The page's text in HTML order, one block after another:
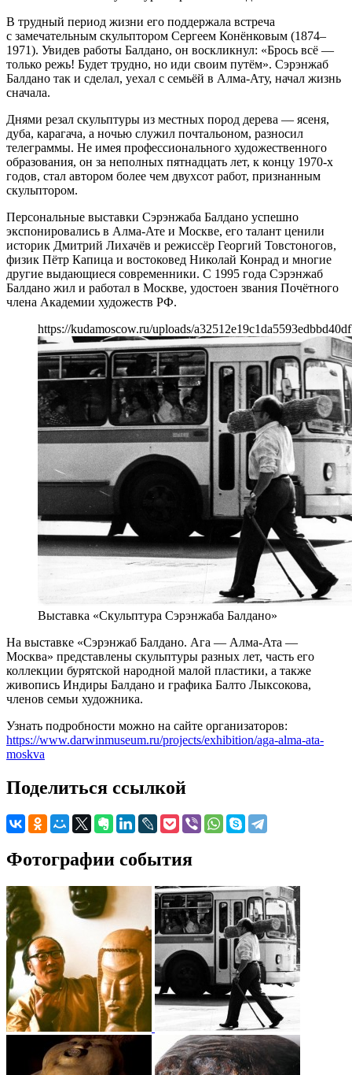
В трудный период жизни его поддержала встреча
с замечательным скульптором Сергеем Конёнковым (1874–
1971). Увидев работы Балдано, он воскликнул: «Брось всё —
только режь! Будет трудно, но иди своим путём». Сэрэнжаб
Балдано так и сделал, уехал с семьёй в Алма-Ату, начал жизнь
сначала.
Днями резал скульптуры из местных пород дерева — ясеня,
дуба, карагача, а ночью служил почтальоном, разносил
телеграммы. Не имея профессионального художественного
образования, он за неполных пятнадцать лет, к концу 1970-х
годов, стал автором более чем двухсот работ, признанным
скульптором.
Персональные выставки Сэрэнжаба Балдано успешно
экспонировались в Алма-Ате и Москве, его талант ценили
историк Дмитрий Лихачёв и режиссёр Георгий Товстоногов,
физик Пётр Капица и востоковед Николай Конрад и многие
другие выдающиеся современники. С 1995 года Сэрэнжаб
Балдано жил и работал в Москве, удостоен звания Почётного
члена Академии художеств РФ.
https://kudamoscow.ru/uploads/
Выставка «Скульптура Сэрэнжаба Балдано»
На выставке «Сэрэнжаб Балдано. Ага — Алма-Ата —
Москва» представлены скульптуры разных лет, часть его
коллекции бурятской народной малой пластики, а также
живопись Индиры Балдано и графика Балто Лыксокова,
членов семьи художника.
Узнать подробности можно на сайте организаторов:
https://www.darwinmuseum.ru/projects/exhibition/aga-alma-ata-
moskva
Поделиться ссылкой
Фотографии события